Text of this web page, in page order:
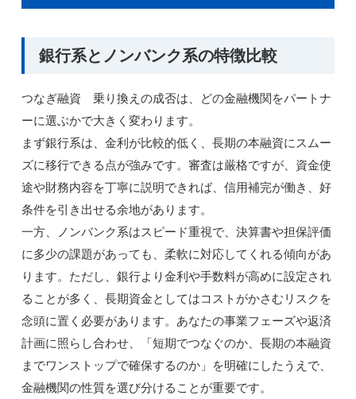
銀行系とノンバンク系の特徴比較
つなぎ融資 乗り換えの成否は、どの金融機関をパートナ
ーに選ぶかで大きく変わります。
まず銀行系は、金利が比較的低く、長期の本融資にスムー
ズに移行できる点が強みです。審査は厳格ですが、資金使
途や財務内容を丁寧に説明できれば、信用補完が働き、好
条件を引き出せる余地があります。
一方、ノンバンク系はスピード重視で、決算書や担保評価
に多少の課題があっても、柔軟に対応してくれる傾向があ
ります。ただし、銀行より金利や手数料が高めに設定され
ることが多く、長期資金としてはコストがかさむリスクを
念頭に置く必要があります。あなたの事業フェーズや返済
計画に照らし合わせ、「短期でつなぐのか、長期の本融資
までワンストップで確保するのか」を明確にしたうえで、
金融機関の性質を選び分けることが重要です。